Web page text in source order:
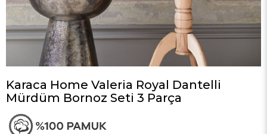
Karaca Home Valeria Royal Dantelli
Mürdüm Bornoz Seti 3 Parça